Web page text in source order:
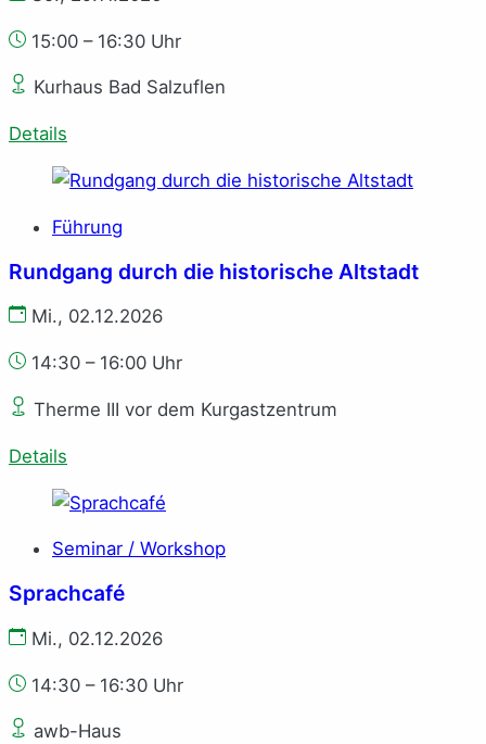
15:00 – 16:30 Uhr
Kurhaus Bad Salzuflen
Details
Führung
Rundgang durch die historische Altstadt
Mi., 02.12.2026
14:30 – 16:00 Uhr
Therme III vor dem Kurgastzentrum
Details
Seminar / Workshop
Sprachcafé
Mi., 02.12.2026
14:30 – 16:30 Uhr
awb-Haus